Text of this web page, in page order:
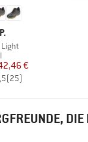
Preis
€
(25)